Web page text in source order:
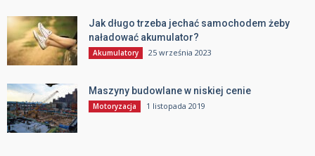
Jak długo trzeba jechać samochodem żeby
naładować akumulator?
Akumulatory 25 września 2023
Maszyny budowlane w niskiej cenie
Motoryzacja 1 listopada 2019